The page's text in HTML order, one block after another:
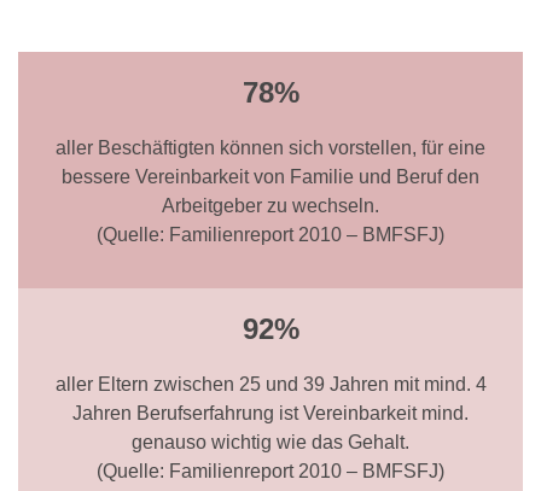
78%
aller Beschäftigten können sich vorstellen, für eine
bessere Vereinbarkeit von Familie und Beruf den
Arbeitgeber zu wechseln.
(Quelle: Familienreport 2010 – BMFSFJ)
92%
aller Eltern zwischen 25 und 39 Jahren mit mind. 4
Jahren Berufserfahrung ist Vereinbarkeit mind.
genauso wichtig wie das Gehalt.
(Quelle: Familienreport 2010 – BMFSFJ)